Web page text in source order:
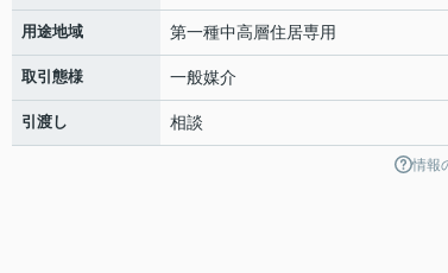
用途地域 第一種中高層住居専用
取引態様 一般媒介
引渡し 相談
情報